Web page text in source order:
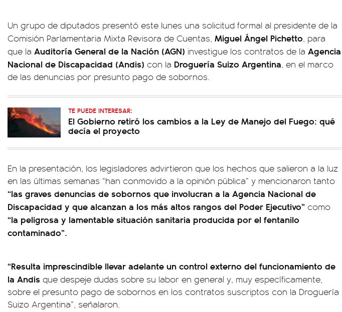
Un grupo de diputados presentó este lunes una solicitud formal al presidente de la
Comisión Parlamentaria Mixta Revisora de Cuentas, Miguel Ángel Pichetto, para
que la Auditoría General de la Nación (AGN) investigue los contratos de la Agencia
Nacional de Discapacidad (Andis) con la Droguería Suizo Argentina, en el marco
de las denuncias por presunto pago de sobornos.
TE PUEDE INTERESAR:
El Gobierno retiró los cambios a la Ley de Manejo del Fuego: qué
decía el proyecto
En la presentación, los legisladores advirtieron que los hechos que salieron a la luz
en las últimas semanas “han conmovido a la opinión pública” y mencionaron tanto
“las graves denuncias de sobornos que involucran a la Agencia Nacional de
Discapacidad y que alcanzan a los más altos rangos del Poder Ejecutivo” como
“la peligrosa y lamentable situación sanitaria producida por el fentanilo
contaminado”.
“Resulta imprescindible llevar adelante un control externo del funcionamiento de
la Andis que despeje dudas sobre su labor en general y, muy específicamente,
sobre el presunto pago de sobornos en los contratos suscriptos con la Droguería
Suizo Argentina”, señalaron.